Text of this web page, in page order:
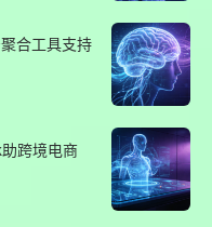
合工具支持
跨境电商